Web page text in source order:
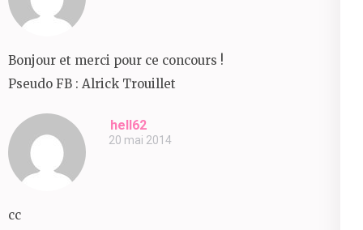
Bonjour et merci pour ce concours !
Pseudo FB : Alrick Trouillet
hell62
20 mai 2014
cc